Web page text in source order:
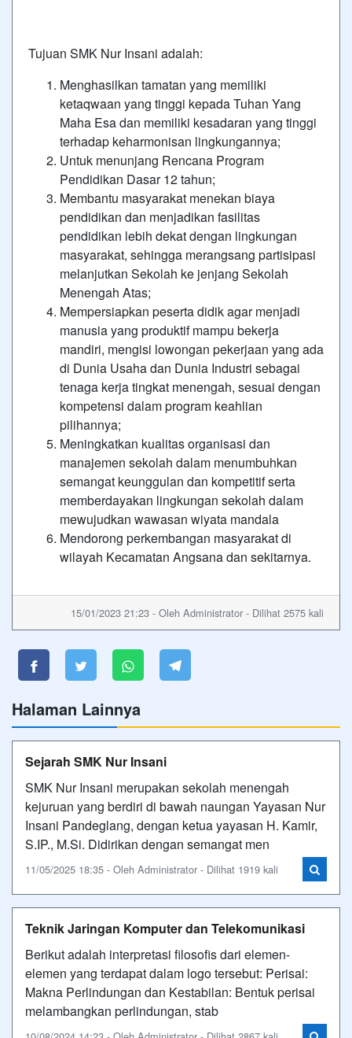
Tujuan SMK Nur Insani adalah:
Menghasilkan tamatan yang memiliki
ketaqwaan yang tinggi kepada Tuhan Yang
Maha Esa dan memiliki kesadaran yang tinggi
terhadap keharmonisan lingkungannya;
Untuk menunjang Rencana Program
Pendidikan Dasar 12 tahun;
Membantu masyarakat menekan biaya
pendidikan dan menjadikan fasilitas
pendidikan lebih dekat dengan lingkungan
masyarakat, sehingga merangsang partisipasi
melanjutkan Sekolah ke jenjang Sekolah
Menengah Atas;
Mempersiapkan peserta didik agar menjadi
manusia yang produktif mampu bekerja
mandiri, mengisi lowongan pekerjaan yang ada
di Dunia Usaha dan Dunia Industri sebagai
tenaga kerja tingkat menengah, sesuai dengan
kompetensi dalam program keahlian
pilihannya;
Meningkatkan kualitas organisasi dan
manajemen sekolah dalam menumbuhkan
semangat keunggulan dan kompetitif serta
memberdayakan lingkungan sekolah dalam
mewujudkan wawasan wiyata mandala
Mendorong perkembangan masyarakat di
wilayah Kecamatan Angsana dan sekitarnya.
15/01/2023 21:23 - Oleh Administrator - Dilihat 2575 kali
Halaman Lainnya
Sejarah SMK Nur Insani
SMK Nur Insani merupakan sekolah menengah
kejuruan yang berdiri di bawah naungan Yayasan Nur
Insani Pandeglang, dengan ketua yayasan H. Kamir,
S.IP., M.Si. Didirikan dengan semangat men
11/05/2025 18:35 - Oleh Administrator - Dilihat 1919 kali
Teknik Jaringan Komputer dan Telekomunikasi
Berikut adalah interpretasi filosofis dari elemen-
elemen yang terdapat dalam logo tersebut: Perisai:
Makna Perlindungan dan Kestabilan: Bentuk perisai
melambangkan perlindungan, stab